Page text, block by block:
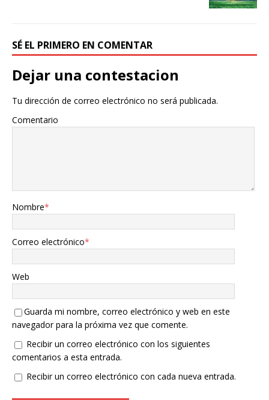
SÉ EL PRIMERO EN COMENTAR
Dejar una contestacion
Tu dirección de correo electrónico no será publicada.
Comentario
Nombre*
Correo electrónico*
Web
Guarda mi nombre, correo electrónico y web en este
navegador para la próxima vez que comente.
Recibir un correo electrónico con los siguientes
comentarios a esta entrada.
Recibir un correo electrónico con cada nueva entrada.